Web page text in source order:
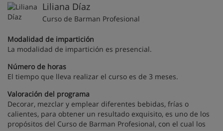
Liliana Díaz
Curso de Barman Profesional
Modalidad de impartición
La modalidad de impartición es presencial.
Número de horas
El tiempo que lleva realizar el curso es de 3 meses.
Valoración del programa
Decorar, mezclar y emplear diferentes bebidas, frías o
calientes, para obtener un resultado exquisito, es uno de los
propósitos del Curso de Barman Profesional, con el cual los